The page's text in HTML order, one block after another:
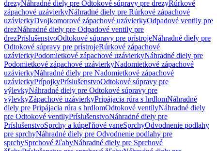
drezyNáhradné diely pre Odtokové súpravy pre drezyRúrkové
zápachové uzávierkyNáhradné diely pre Rúrkové zápachové
uzávierkyDvojkomorové zápachové uzávierkyOdpadové ventily pre
drezNáhradné diely pre Odpadové ventily pre
drezPríslušenstvoOdtokové súpravy pre prístrojeNáhradné diely pre
Odtokové súpravy pre prístrojeRúrkové zápachové
uzávierkyPodomietkové zápachové uzávierkyNáhradné diely pre
Podomietkové zápachové uzávierkyNadomietkové zápachové
uzávierkyNáhradné diely pre Nadomietkové zápachové
uzávierkyPrípojkyPríslušenstvoOdtokové súpravy pre
výlevkyNáhradné diely pre Odtokové súpravy pre
výlevkyZápachové uzávierkyPripájacia rúra s hrdlomNáhradné
diely pre Pripájacia rúra s hrdlomOdtokové ventilyNáhradné diely
pre Odtokové ventilyPríslušenstvoNáhradné diely pre
PríslušenstvoSprchy a kúpeľňové vaneSprchyOdvodnenie podlahy
pre sprchyNáhradné diely pre Odvodnenie podlahy pre
sprchySprchové žľabyNáhradné diely pre Sprchové